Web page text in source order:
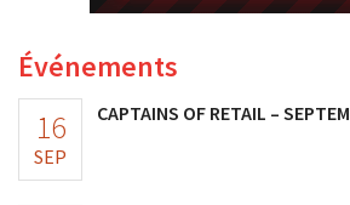
Événements
16
SEP
CAPTAINS OF RETAIL –